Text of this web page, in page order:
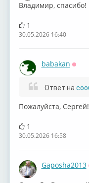
Владимир, спасибо!
1
30.05.2026 16:40
babakan
Ответ на
⁣Пожалуйста, Сергей!
1
30.05.2026 16:58
Gaposha2013